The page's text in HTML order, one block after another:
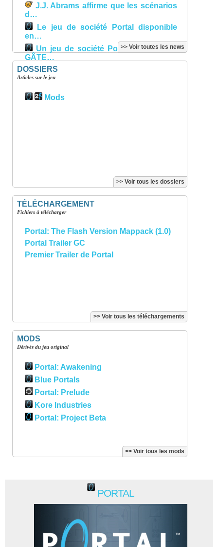
J.J. Abrams affirme que les scénarios
d…
Le jeu de société Portal disponible
en…
Un jeu de société Portal (AVEC DES
GÂTE…
>> Voir toutes les news
DOSSIERS
Articles sur le jeu
Mods
>> Voir tous les dossiers
TÉLÉCHARGEMENT
Fichiers à télécharger
Portal: The Flash Version Mappack (1.0)
Portal Trailer GC
Premier Trailer de Portal
>> Voir tous les téléchargements
MODS
Dérivés du jeu original
Portal: Awakening
Blue Portals
Portal: Prelude
Kore Industries
Portal: Project Beta
>> Voir tous les mods
PORTAL